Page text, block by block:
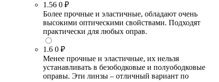
1.56 0 ₽
Более прочные и эластичные, обладают очень
высокими оптическими свойствами. Подходят
практически для любых оправ.
1.6 0 ₽
Менее прочные и эластичные, их нельзя
устанавливать в безободковые и полуободковые
оправы. Эти линзы – отличный вариант по